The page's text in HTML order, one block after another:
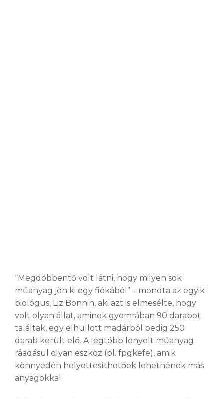
“Megdöbbentő volt látni, hogy milyen sok
műanyag jön ki egy fiókából” – mondta az egyik
biológus, Liz Bonnin, aki azt is elmesélte, hogy
volt olyan állat, aminek gyomrában 90 darabot
találtak, egy elhullott madárból pedig 250
darab került elő. A legtöbb lenyelt műanyag
ráadásul olyan eszköz (pl. fpgkefe), amik
könnyedén helyettesíthetőek lehetnének más
anyagokkal.